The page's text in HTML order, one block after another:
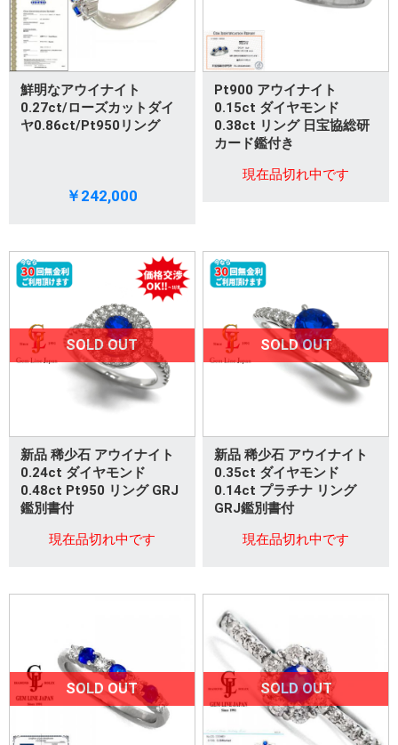
鮮明なアウイナイト
0.27ct/ローズカットダイ
ヤ0.86ct/Pt950リング
￥242,000
Pt900 アウイナイト
0.15ct ダイヤモンド
0.38ct リング 日宝協総研
カード鑑付き
現在品切れ中です
SOLD OUT
新品 稀少石 アウイナイト
0.24ct ダイヤモンド
0.48ct Pt950 リング GRJ
鑑別書付
現在品切れ中です
SOLD OUT
新品 稀少石 アウイナイト
0.35ct ダイヤモンド
0.14ct プラチナ リング
GRJ鑑別書付
現在品切れ中です
SOLD OUT SOLD OUT